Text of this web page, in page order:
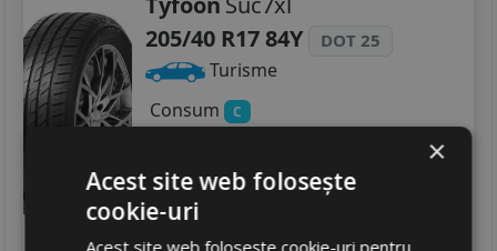
205/40 R17 84Y
DOT 25
Turisme
Consum
C
478RON
720 RON Discount33%
×
Acest site web folosește
cookie-uri
Acest site web folosește cookie-uri pentru